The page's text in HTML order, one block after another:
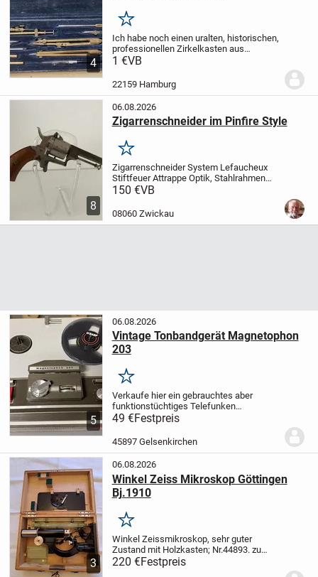
4
Merken
Ich habe noch einen uralten, historischen,
professionellen Zirkelkasten aus
Messinmg gefunden.
Es sind 10 verschiedene Teile, alles
1 €VB
22159 Hamburg
8
06.08.2026
Zigarrenschneider im Pinfire Style
Merken
Zigarrenschneider System Lefaucheux
Stiftfeuer Attrappe Optik, Stahlrahmen
(Oxidationen), Nussbaumgriff
Ausstoßer, Stahlteile vernickelt,
150 €VB
08060 Zwickau
5
06.08.2026
Vintage Tonbandgerät Magnetophon
203
Merken
Verkaufe hier ein gebrauchtes aber
funktionstüchtiges Telefunken
Tonbandgerät Modell Magnetophon 203
aus den 1960er Jahren. Ich habe eine alte
Tonspule von mir abgespielt, funktioniert
49 €Festpreis
45897 Gelsenkirchen
3
06.08.2026
Winkel Zeiss Mikroskop Göttingen
Bj.1910
Merken
Winkel Zeissmikroskop, sehr guter
Zustand mit Holzkasten; Nr.44893. zu
verkaufen an Liebhaber älterer
Selbstabholung erwünscht!
220 €Festpreis